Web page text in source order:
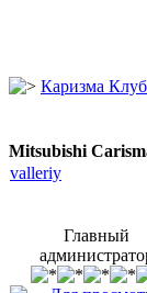
Каризма
Mitsubishi
valleriy
Главный